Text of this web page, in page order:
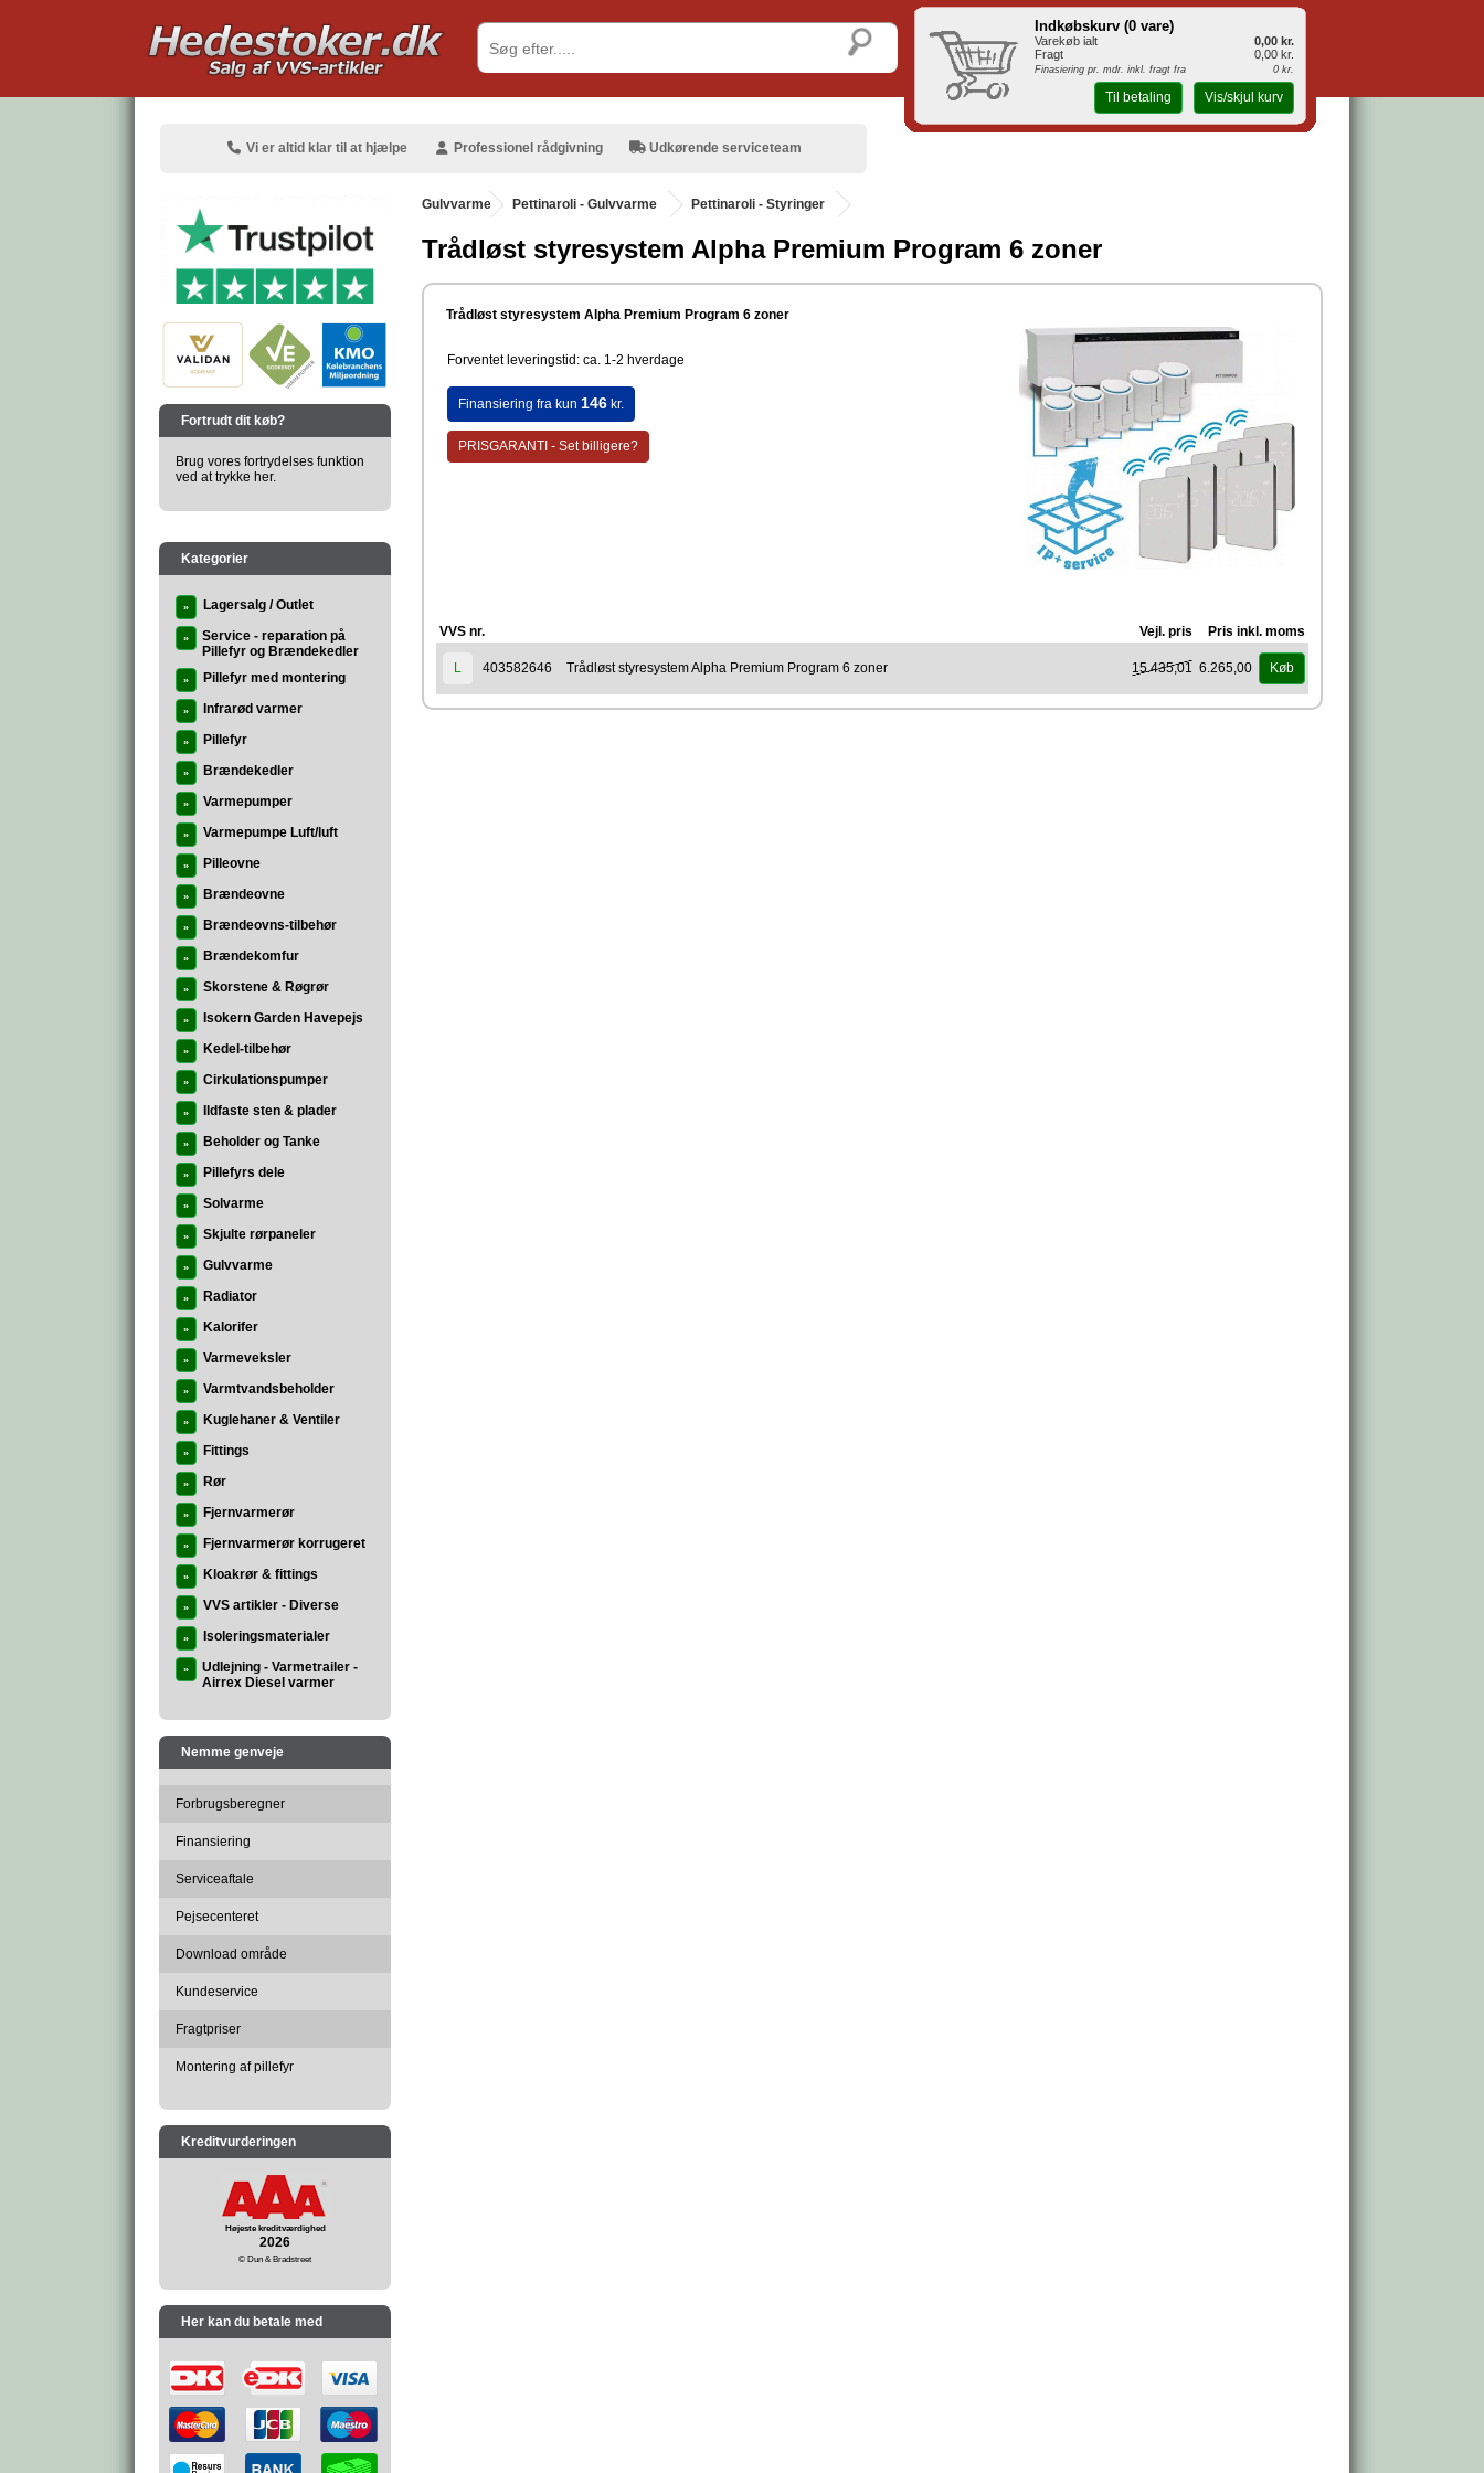
Vi er altid klar til at hjælpe Professionel rådgivning Udkørende serviceteam
Fortrudt dit køb?
Brug vores fortrydelses funktion
ved at trykke her.
Kategorier
» Lagersalg / Outlet
»
Service - reparation på
Pillefyr og Brændekedler
» Pillefyr med montering
» Infrarød varmer
» Pillefyr
» Brændekedler
» Varmepumper
» Varmepumpe Luft/luft
» Pilleovne
» Brændeovne
» Brændeovns-tilbehør
» Brændekomfur
» Skorstene & Røgrør
» Isokern Garden Havepejs
» Kedel-tilbehør
» Cirkulationspumper
» Ildfaste sten & plader
» Beholder og Tanke
» Pillefyrs dele
» Solvarme
» Skjulte rørpaneler
» Gulvvarme
» Radiator
» Kalorifer
» Varmeveksler
» Varmtvandsbeholder
» Kuglehaner & Ventiler
» Fittings
» Rør
» Fjernvarmerør
» Fjernvarmerør korrugeret
» Kloakrør & fittings
» VVS artikler - Diverse
» Isoleringsmaterialer
»
Udlejning - Varmetrailer -
Airrex Diesel varmer
Nemme genveje
Forbrugsberegner
Finansiering
Serviceaftale
Pejsecenteret
Download område
Kundeservice
Fragtpriser
Montering af pillefyr
Kreditvurderingen
Højeste kreditværdighed
2026
© Dun & Bradstreet
Her kan du betale med
Gulvvarme . Pettinaroli - Gulvvarme Pettinaroli - Styringer
Trådløst styresystem Alpha Premium Program 6 zoner
Trådløst styresystem Alpha Premium Program 6 zoner
Forventet leveringstid: ca. 1-2 hverdage
Finansiering fra kun 146kr.
PRISGARANTI - Set billigere?
VVS nr. Vejl. pris Pris inkl. moms
L 403582646 Trådløst styresystem Alpha Premium Program 6 zoner 15.435,01 6.265,00 Køb
Indkøbskurv (0 vare)
Varekøb ialt
0,00 kr.
Fragt
0,00 kr.
Finasiering pr. mdr. inkl. fragt fra 0 kr.
Til betaling Vis/skjul kurv